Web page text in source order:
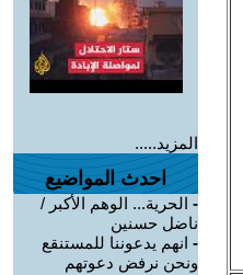
المزيد.....
احدث المواضيع
- الحرية... الوهم الأكبر /
ناضل حسنين
- انهم يدعوننا للمستنقع
ونحن نرفض دعوتهم